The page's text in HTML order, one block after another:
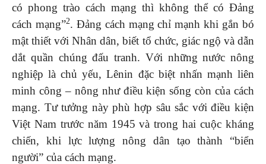
có phong trào cách mạng thì không thể có Đảng
cách mạng”2. Đảng cách mạng chỉ mạnh khi gắn bó
mật thiết với Nhân dân, biết tổ chức, giác ngộ và dẫn
dắt quần chúng đấu tranh. Với những nước nông
nghiệp là chủ yếu, Lênin đặc biệt nhấn mạnh liên
minh công – nông như điều kiện sống còn của cách
mạng. Tư tưởng này phù hợp sâu sắc với điều kiện
Việt Nam trước năm 1945 và trong hai cuộc kháng
chiến, khi lực lượng nông dân tạo thành “biển
người” của cách mạng.